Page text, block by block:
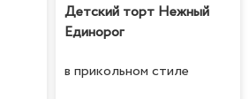
Детский торт Нежный
Единорог
в прикольном стиле